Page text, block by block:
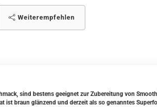
Weiterempfehlen
sind bestens geeignet zur Zubereitung von
ist braun glänzend und derzeit als so genanntes